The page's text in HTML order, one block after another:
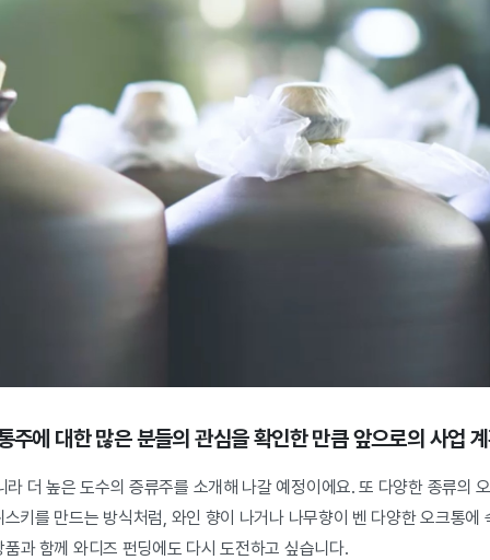
주에 대한 많은 분들의 관심을 확인한 만큼 앞으로의 사업
라 더 높은 도수의 증류주를 소개해 나갈 예정이에요. 또 다양한 종류의
키를 만드는 방식처럼, 와인 향이 나거나 나무향이 벤 다양한 오크통에
과 함께 와디즈 펀딩에도 다시 도전하고 싶습니다.